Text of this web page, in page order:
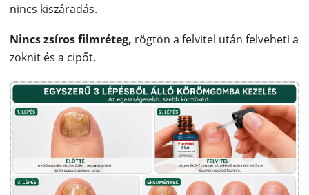
nincs kiszáradás.
Nincs zsíros filmréteg, rögtön a felvitel után felveheti a
zoknit és a cipőt.